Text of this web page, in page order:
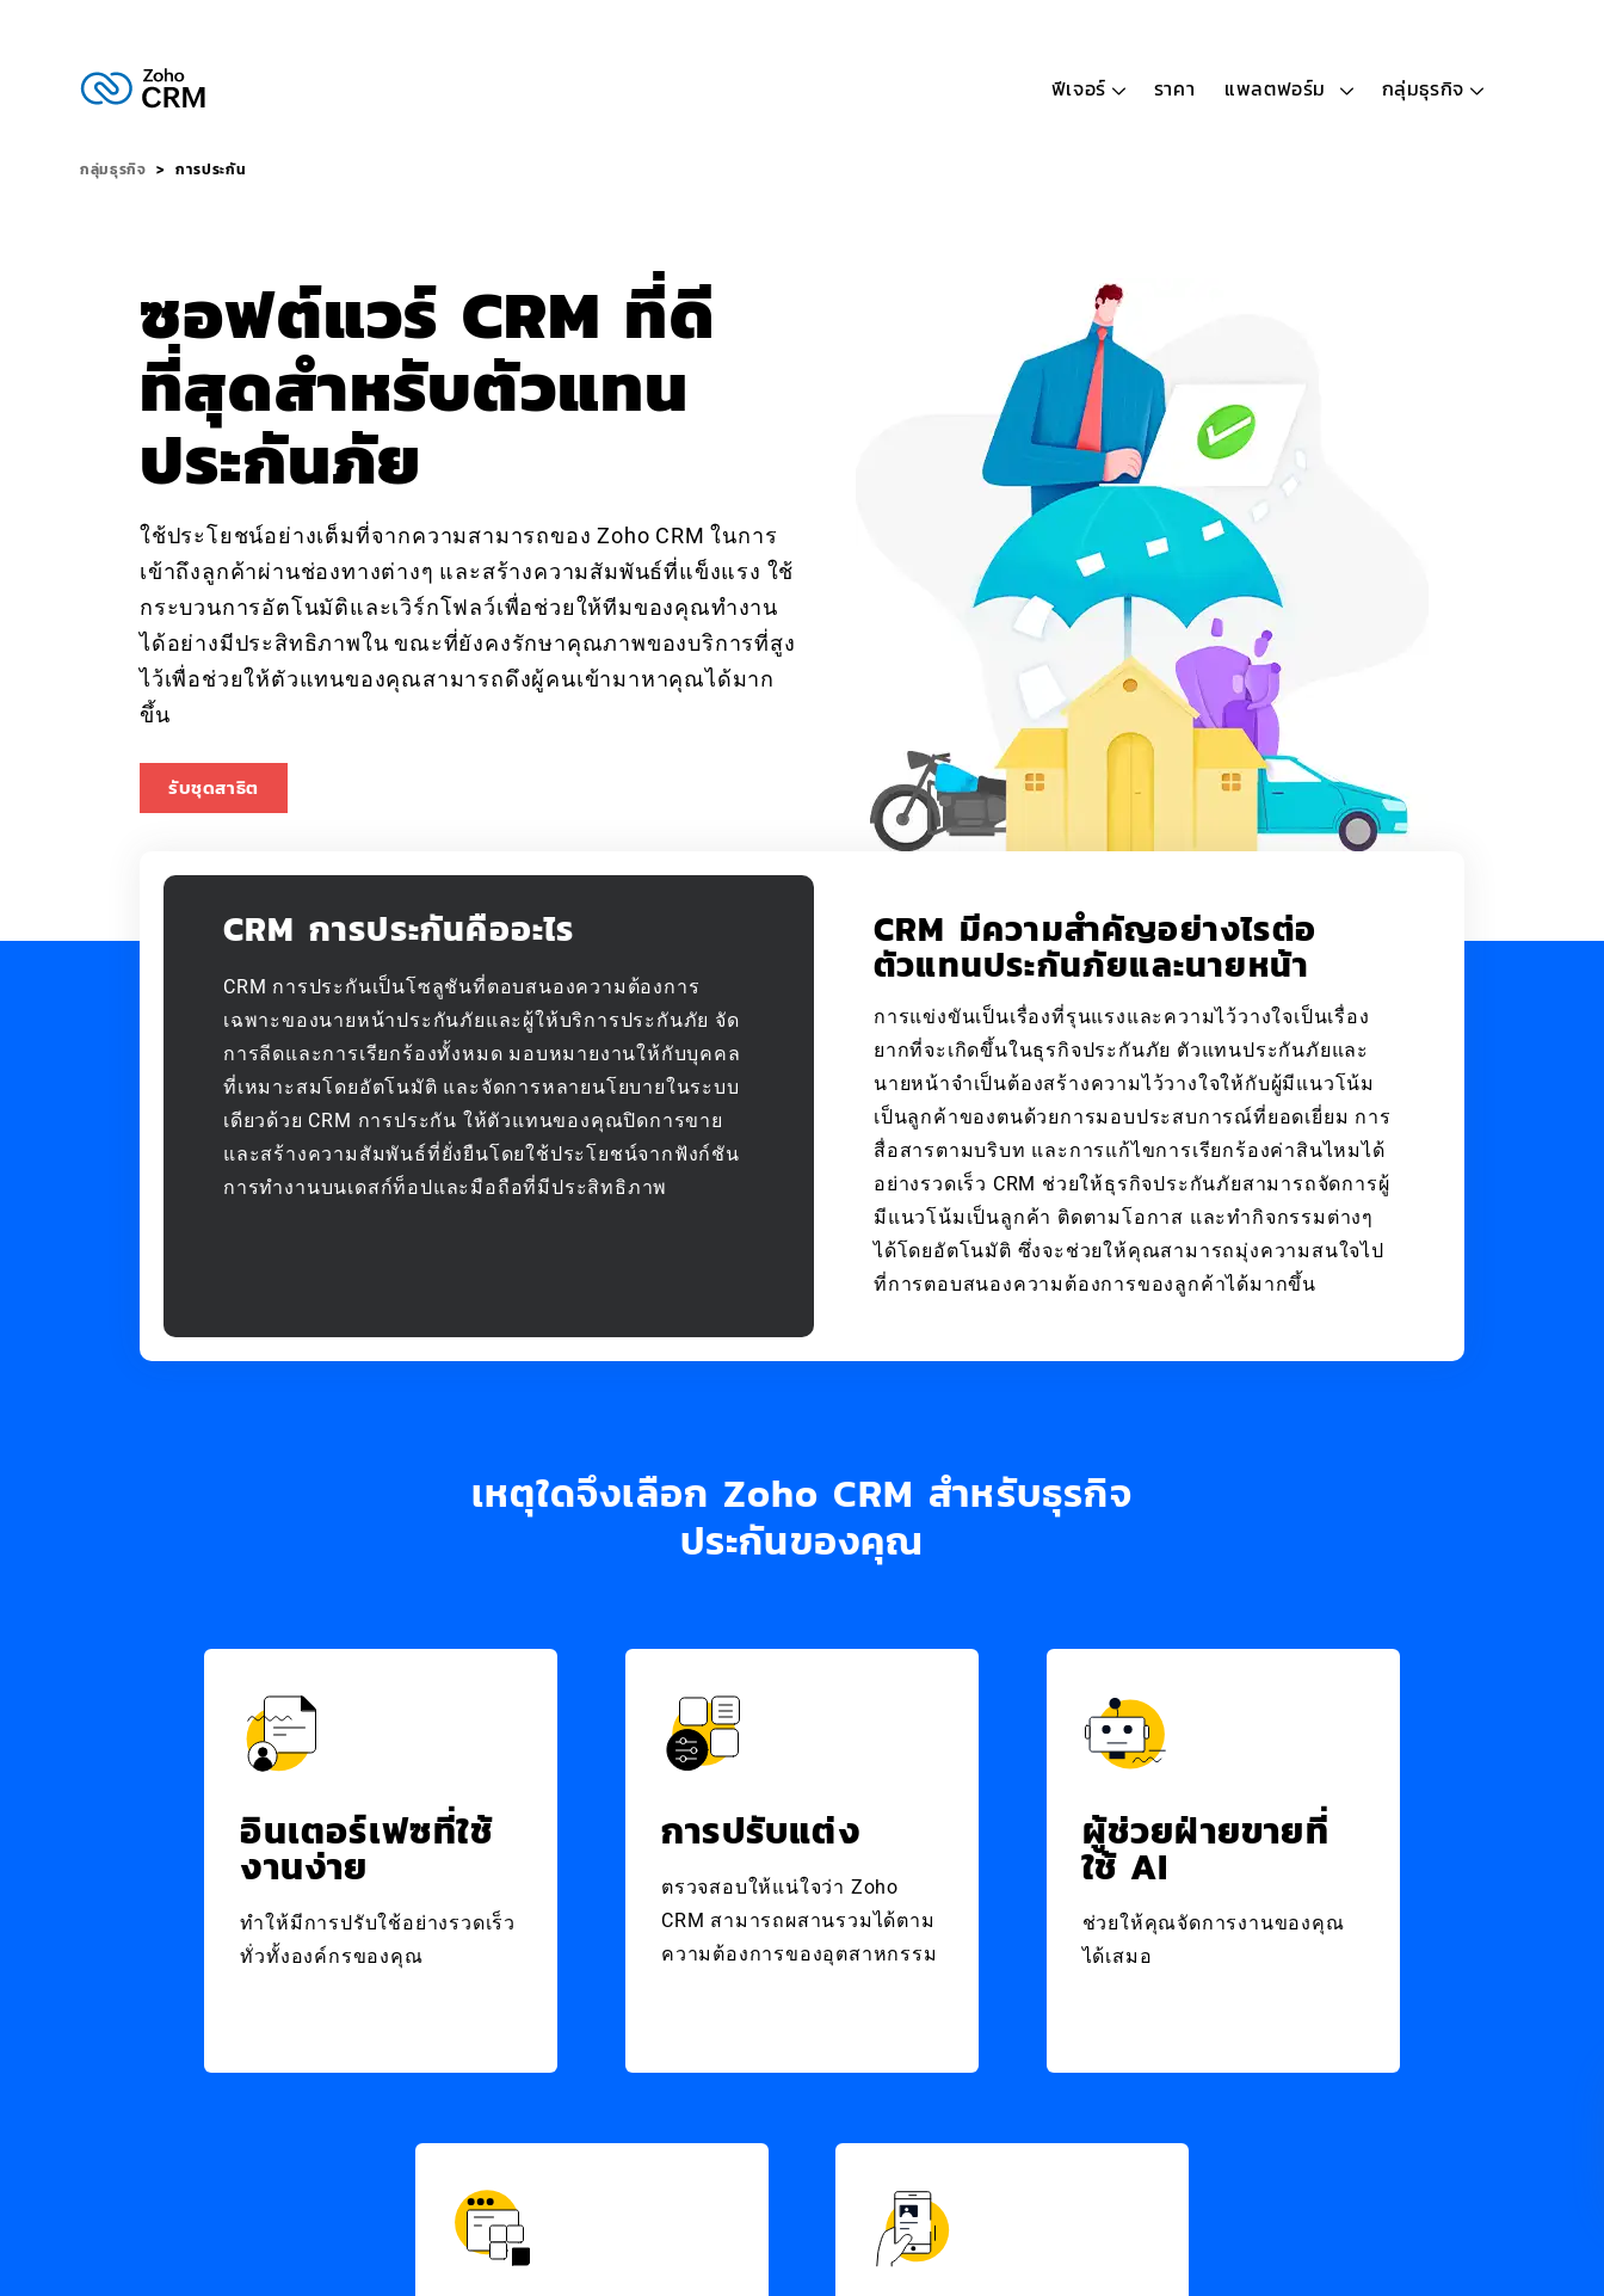
ฟีเจอร์ ราคา แพลตฟอร์ม กลุ่มธุรกิจ
กลุ่มธุรกิจ การประกัน
ซอฟต์แวร์ CRM ที่ดี
ที่สุดสำหรับตัวแทน
ประกันภัย
ใช้ประโยชน์อย่างเต็มที่จากความสามารถของ Zoho CRM ในการ
เข้าถึงลูกค้าผ่านช่องทางต่างๆ และสร้างความสัมพันธ์ที่แข็งแรง ใช้
กระบวนการอัตโนมัติและเวิร์กโฟลว์เพื่อช่วยให้ทีมของคุณทำงาน
ได้อย่างมีประสิทธิภาพใน ขณะที่ยังคงรักษาคุณภาพของบริการที่สูง
ไว้เพื่อช่วยให้ตัวแทนของคุณสามารถดึงผู้คนเข้ามาหาคุณได้มาก
ขึ้น
รับชุดสาธิต
CRM การประกันคืออะไร
CRM การประกันเป็นโซลูชันที่ตอบสนองความต้องการ
เฉพาะของนายหน้าประกันภัยและผู้ให้บริการประกันภัย จัด
การลีดและการเรียกร้องทั้งหมด มอบหมายงานให้กับบุคคล
ที่เหมาะสมโดยอัตโนมัติ และจัดการหลายนโยบายในระบบ
เดียวด้วย CRM การประกัน ให้ตัวแทนของคุณปิดการขาย
และสร้างความสัมพันธ์ที่ยั่งยืนโดยใช้ประโยชน์จากฟังก์ชัน
การทำงานบนเดสก์ท็อปและมือถือที่มีประสิทธิภาพ
CRM มีความสำคัญอย่างไรต่อ
ตัวแทนประกันภัยและนายหน้า
การแข่งขันเป็นเรื่องที่รุนแรงและความไว้วางใจเป็นเรื่อง
ยากที่จะเกิดขึ้นในธุรกิจประกันภัย ตัวแทนประกันภัยและ
นายหน้าจำเป็นต้องสร้างความไว้วางใจให้กับผู้มีแนวโน้ม
เป็นลูกค้าของตนด้วยการมอบประสบการณ์ที่ยอดเยี่ยม การ
สื่อสารตามบริบท และการแก้ไขการเรียกร้องค่าสินไหมได้
อย่างรวดเร็ว CRM ช่วยให้ธุรกิจประกันภัยสามารถจัดการผู้
มีแนวโน้มเป็นลูกค้า ติดตามโอกาส และทำกิจกรรมต่างๆ
ได้โดยอัตโนมัติ ซึ่งจะช่วยให้คุณสามารถมุ่งความสนใจไป
ที่การตอบสนองความต้องการของลูกค้าได้มากขึ้น
เหตุใดจึงเลือก Zoho CRM สำหรับธุรกิจ
ประกันของคุณ
อินเตอร์เฟซที่ใช้
งานง่าย
ทำให้มีการปรับใช้อย่างรวดเร็ว
ทั่วทั้งองค์กรของคุณ
การปรับแต่ง
ตรวจสอบให้แน่ใจว่า Zoho
CRM สามารถผสานรวมได้ตาม
ความต้องการของอุตสาหกรรม
ผู้ช่วยฝ่ายขายที่
ใช้ AI
ช่วยให้คุณจัดการงานของคุณ
ได้เสมอ